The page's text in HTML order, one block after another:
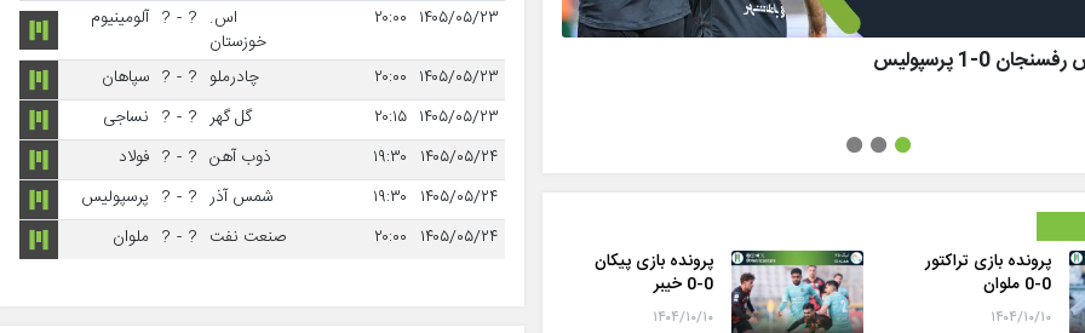
0-1 پرسپولیس
پرونده بازی تراکتور
0-0 ملوان
۱۴۰۴/۱۰/۱۰
پرونده بازی پیکان
0-0 خیبر
۱۴۰۴/۱۰/۱۰
۱۴۰۵/۰۵/۲۳ ۲۰:۰۰
اس.
خوزستان
?
-
? آلومینیوم
۱۴۰۵/۰۵/۲۳ ۲۰:۰۰ چادرملو ?
-
? سپاهان
۱۴۰۵/۰۵/۲۳ ۲۰:۱۵ گل گهر ?
-
? نساجی
۱۴۰۵/۰۵/۲۴ ۱۹:۳۰ ذوب آهن ?
-
? فولاد
۱۴۰۵/۰۵/۲۴ ۱۹:۳۰ شمس آذر ?
-
? پرسپولیس
۱۴۰۵/۰۵/۲۴ ۲۰:۰۰ صنعت نفت ?
-
? ملوان